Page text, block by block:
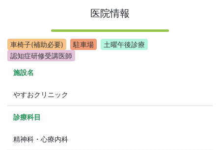
医院情報
車椅子(補助必要) 駐車場
土曜午後診療
認知症研修受講医師
施設名
やすおクリニック
診療科目
精神科・心療内科